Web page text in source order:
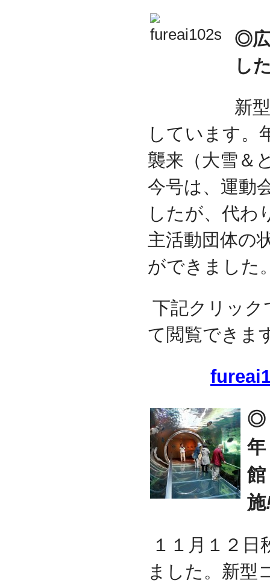
◎広
し
新
しています。
襲来（大雪＆
今号は、運動
したが、代わ
主活動団体の
ができました
下記クリック
て閲覧できま
◎
館
施
１１月１２日
ました。新型